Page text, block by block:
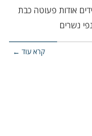
אודות פעוטה כבת
נשרים
קרא עוד ←